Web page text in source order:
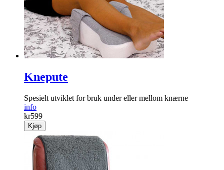
Knepute
Spesielt ­utviklet for bruk under eller mellom knærne
info
kr599
Kjøp